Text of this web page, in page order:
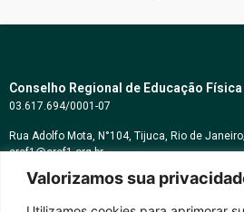
Valorizamos sua
Conselho Regional de Educação Física
03.617.694/0001-07
Rua Adolfo Mota, N°104, Tijuca, Rio de
cref1@cref1.org.br
Assessoria de comunicação: